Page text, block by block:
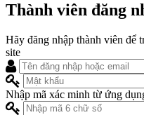
Thành viên đăng
Hãy đăng nhập thành viên để
site
Nhập mã xác minh từ ứng